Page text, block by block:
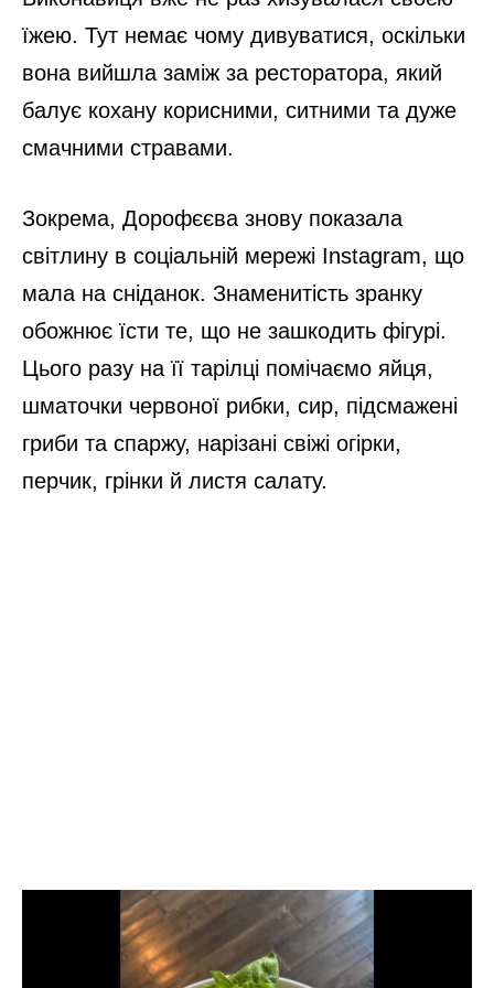
їжею. Тут немає чому дивуватися, оскільки
вона вийшла заміж за ресторатора, який
балує кохану корисними, ситними та дуже
смачними стравами.
Зокрема, Дорофєєва знову показала
світлину в соціальній мережі Instagram, що
мала на сніданок. Знаменитість зранку
обожнює їсти те, що не зашкодить фігурі.
Цього разу на її тарілці помічаємо яйця,
шматочки червоної рибки, сир, підсмажені
гриби та спаржу, нарізані свіжі огірки,
перчик, грінки й листя салату.